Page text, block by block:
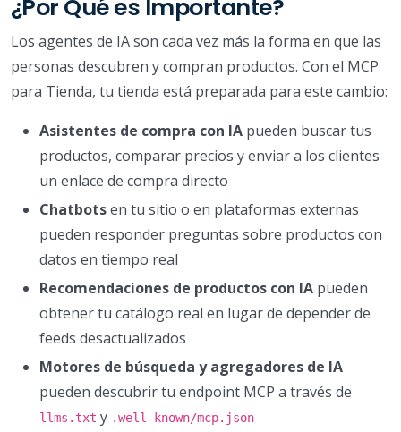
¿Por Qué es Importante?
Los agentes de IA son cada vez más la forma en que las
personas descubren y compran productos. Con el MCP
para Tienda, tu tienda está preparada para este cambio:
Asistentes de compra con IA pueden buscar tus
productos, comparar precios y enviar a los clientes
un enlace de compra directo
Chatbotsen tu sitio o en plataformas externas
pueden responder preguntas sobre productos con
datos en tiempo real
Recomendaciones de productos con IA pueden
obtener tu catálogo real en lugar de depender de
feeds desactualizados
Motores de búsqueda y agregadores de IA
pueden descubrir tu endpoint MCP a través de
llms.txt y .well-known/mcp.json